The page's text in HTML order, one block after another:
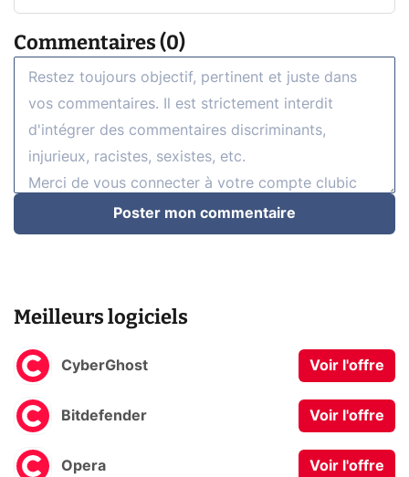
Commentaires (0)
Poster mon commentaire
Meilleurs logiciels
CyberGhost Voir l'offre
Bitdefender Voir l'offre
Opera Voir l'offre